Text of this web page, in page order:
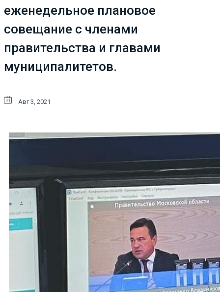
еженедельное плановое
совещание с членами
правительства и главами
муниципалитетов.
Авг 3, 2021